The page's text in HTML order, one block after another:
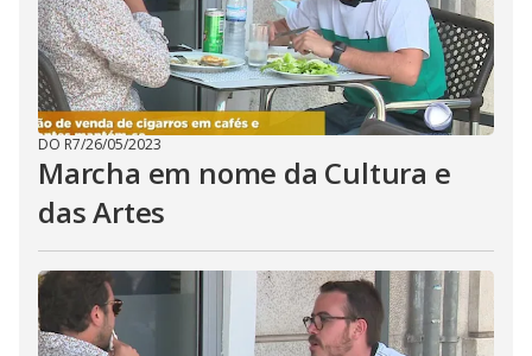
DO R7/26/05/2023
Marcha em nome da Cultura e
das Artes